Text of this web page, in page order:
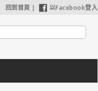
回到首頁 | 以Facebook登入